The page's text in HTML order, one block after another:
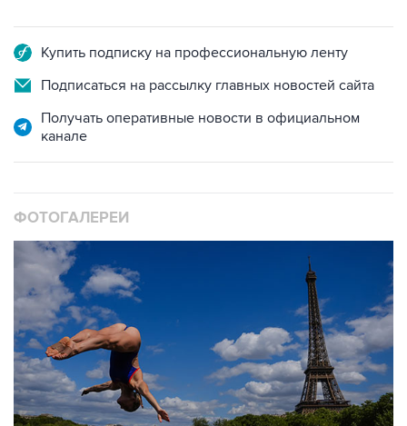
Подписаться на рассылку главных новостей сайта
Получать оперативные новости в официальном